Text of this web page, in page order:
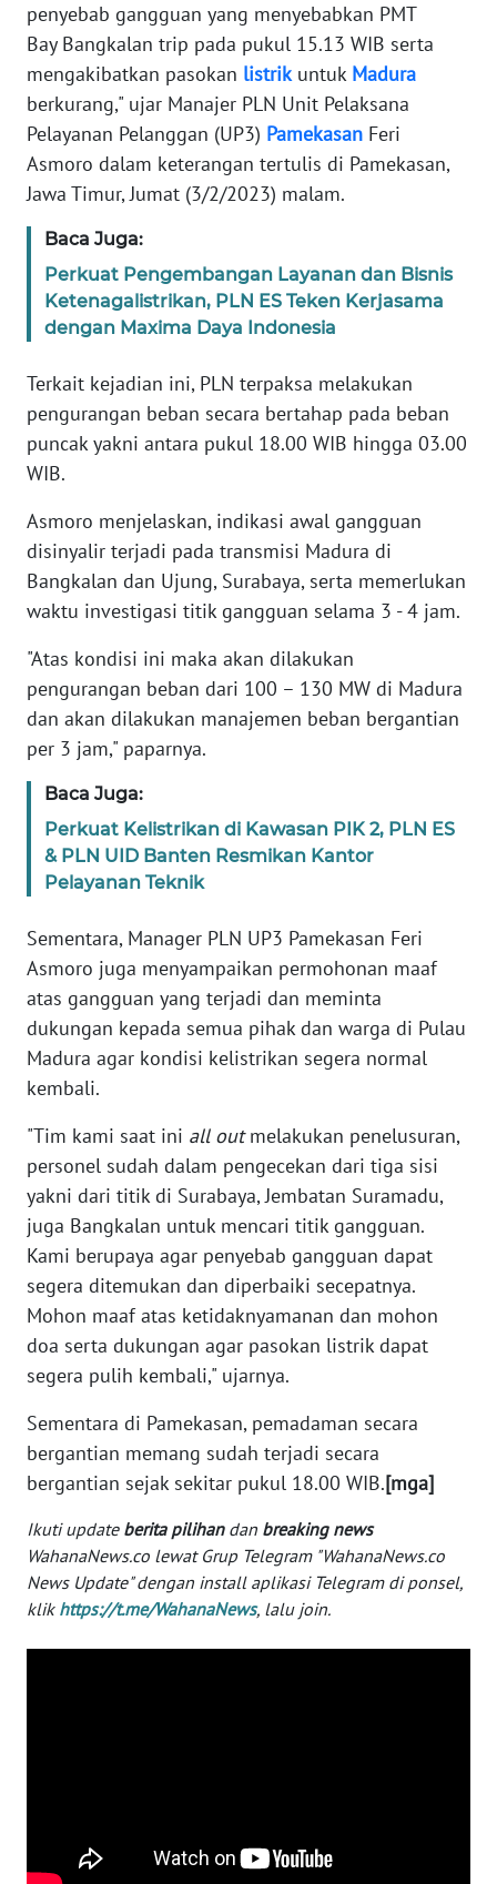
penyebab gangguan yang menyebabkan PMT
Bay Bangkalan trip pada pukul 15.13 WIB serta
mengakibatkan pasokan listrikuntuk Madura
berkurang," ujar Manajer PLN Unit Pelaksana
Pelayanan Pelanggan (UP3) Pamekasan Feri
Asmoro dalam keterangan tertulis di Pamekasan,
Jawa Timur, Jumat (3/2/2023) malam.
Baca Juga:
Perkuat Pengembangan Layanan dan Bisnis
Ketenagalistrikan, PLN ES Teken Kerjasama
dengan Maxima Daya Indonesia
Terkait kejadian ini, PLN terpaksa melakukan
pengurangan beban secara bertahap pada beban
puncak yakni antara pukul 18.00 WIB hingga 03.00
WIB.
Asmoro menjelaskan, indikasi awal gangguan
disinyalir terjadi pada transmisi Madura di
Bangkalan dan Ujung, Surabaya, serta memerlukan
waktu investigasi titik gangguan selama 3 - 4 jam.
"Atas kondisi ini maka akan dilakukan
pengurangan beban dari 100 – 130 MW di Madura
dan akan dilakukan manajemen beban bergantian
per 3 jam," paparnya.
Baca Juga:
Perkuat Kelistrikan di Kawasan PIK 2, PLN ES
& PLN UID Banten Resmikan Kantor
Pelayanan Teknik
Sementara, Manager PLN UP3 Pamekasan Feri
Asmoro juga menyampaikan permohonan maaf
atas gangguan yang terjadi dan meminta
dukungan kepada semua pihak dan warga di Pulau
Madura agar kondisi kelistrikan segera normal
kembali.
"Tim kami saat ini all outmelakukan penelusuran,
personel sudah dalam pengecekan dari tiga sisi
yakni dari titik di Surabaya, Jembatan Suramadu,
juga Bangkalan untuk mencari titik gangguan.
Kami berupaya agar penyebab gangguan dapat
segera ditemukan dan diperbaiki secepatnya.
Mohon maaf atas ketidaknyamanan dan mohon
doa serta dukungan agar pasokan listrik dapat
segera pulih kembali," ujarnya.
Sementara di Pamekasan, pemadaman secara
bergantian memang sudah terjadi secara
bergantian sejak sekitar pukul 18.00 WIB.[mga]
Ikuti update berita pilihandan breaking news
WahanaNews.co lewat Grup Telegram "WahanaNews.co
News Update" dengan install aplikasi Telegram di ponsel,
klik https://t.me/WahanaNews, lalu join.
KONTAK
KAMI
INFO
IKLAN
TENTANG
PEDOMAN
MEDIA
SIBER
REDAKSI
KARIR
Wahana
News
Regional
WN
SUMUT
WN
JAKARTA
WN
JABAR
BANTEN
NTT
WN
KEPRI
PAPUA
WN
PAPUA
BARAT
WN
WN
SERAMBI
JAMBI
WN
SULTRA
SULBAR